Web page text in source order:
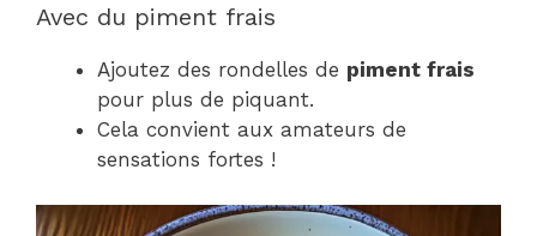
Avec du piment frais
Ajoutez des rondelles de piment frais
pour plus de piquant.
Cela convient aux amateurs de
sensations fortes !